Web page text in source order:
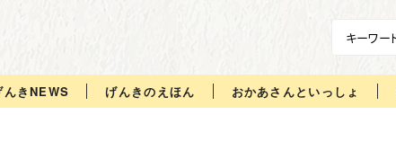
んきNEWS げんきのえほん おかあさんといっしょ